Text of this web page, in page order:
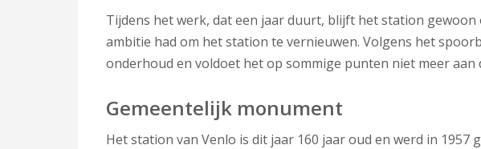
Tijdens het werk, dat een jaar duurt, blijft het station gewoon
ambitie had om het station te vernieuwen. Volgens het
onderhoud en voldoet het op sommige punten niet meer aan
Gemeentelijk monument
Het station van Venlo is dit jaar 160 jaar oud en werd in 1957